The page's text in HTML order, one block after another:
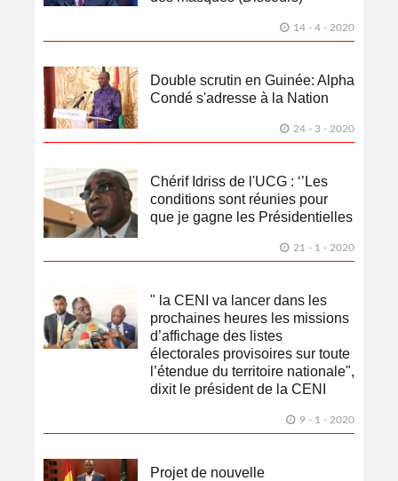
14 - 4 - 2020
Double scrutin en Guinée: Alpha
Condé s'adresse à la Nation
24 - 3 - 2020
Chérif Idriss de l'UCG : ‘’Les
conditions sont réunies pour
que je gagne les Présidentielles
21 - 1 - 2020
" la CENI va lancer dans les
prochaines heures les missions
d’affichage des listes
électorales provisoires sur toute
l’étendue du territoire nationale",
dixit le président de la CENI
9 - 1 - 2020
Projet de nouvelle